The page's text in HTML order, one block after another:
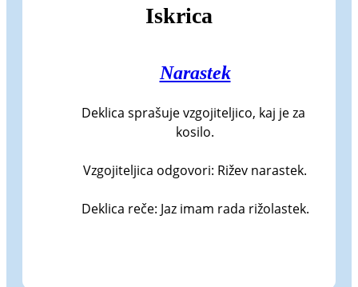
Iskrica
Narastek
Deklica sprašuje vzgojiteljico, kaj je za
kosilo.
Vzgojiteljica odgovori: Rižev narastek.
Deklica reče: Jaz imam rada rižolastek.